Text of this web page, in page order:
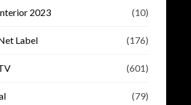
2023 (10)
Label (176)
(601)
(79)